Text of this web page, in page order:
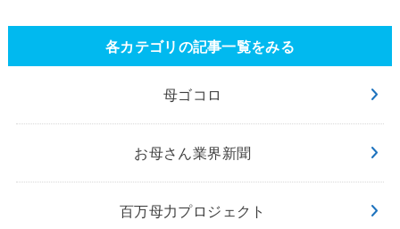
各カテゴリの記事一覧をみる
母ゴコロ
お母さん業界新聞
百万母力プロジェクト